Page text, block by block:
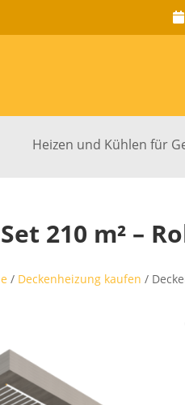
Heizen und Kühlen für
210 m² –
/ Deckenheizung kaufen /